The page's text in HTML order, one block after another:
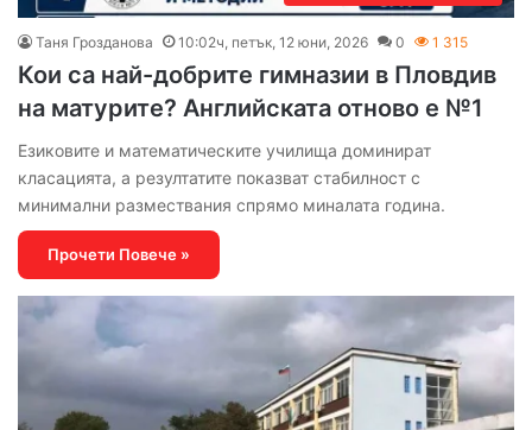
Таня Грозданова 10:02ч, петък, 12 юни, 2026 0 1 315
Кои са най-добрите гимназии в Пловдив
на матурите? Английската отново е №1
Езиковите и математическите училища доминират
класацията, а резултатите показват стабилност с
минимални размествания спрямо миналата година.
Прочети Повече »